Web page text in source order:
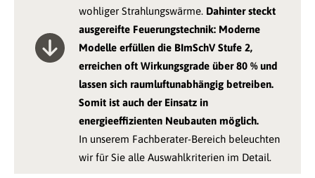
wohliger Strahlungswärme. Dahinter steckt
ausgereifte Feuerungstechnik: Moderne
Modelle erfüllen die BImSchV Stufe 2,
erreichen oft Wirkungsgrade über 80 % und
lassen sich raumluftunabhängig betreiben.
Somit ist auch der Einsatz in
energieeffizienten Neubauten möglich.
In unserem Fachberater-Bereich beleuchten
wir für Sie alle Auswahlkriterien im Detail.